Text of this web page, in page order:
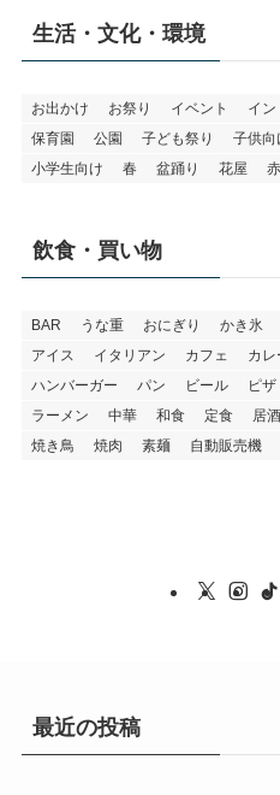
生活・文化・環境
お出かけ お祭り イベント イン
保育園
公園 子ども祭り 子供向
小学生向け
春 盆踊り 花屋
飲食・買い物
BAR うな重 おにぎり かき氷
アイス
イタリアン カフェ カレ
ハンバーガー
パン ビール ピザ
ラーメン
中華 和食 定食 居
焼き鳥
焼肉 素麺 自動販売機
最近の投稿